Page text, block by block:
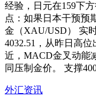
经验，日元在159下
点：如果日本干预预
金（XAU/USD） 实
4032.51，从昨日高
近，MACD金叉动能
同压制金价。 支撑
外汇资讯